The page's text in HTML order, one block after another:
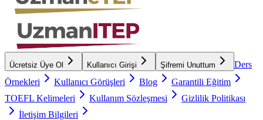
Ücretsiz Üye Ol Kullanıcı Girişi Şifremi Unuttum
Ders
Örnekleri
Kullanıcı Görüşleri Blog
Garantili Eğitim
TOEFL Kelimeleri
Kullanım Sözleşmesi
Gizlilik Politikası
İletişim Bilgileri